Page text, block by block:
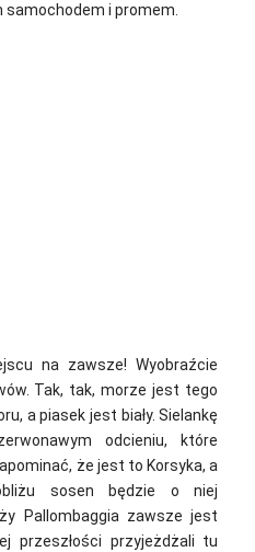
samochodem i promem.
na zawsze! Wyobraźcie
Tak, tak, morze jest tego
a piasek jest biały. Sielankę
odcieniu, które
że jest to Korsyka, a
sosen będzie o niej
Pallombaggia zawsze jest
przeszłości przyjeżdżali tu